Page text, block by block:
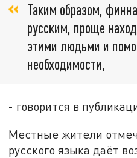
Таким образом,
русским, проще
этими людьми и
необходимости,
- говорится в
Местные жители
русского языка даёт